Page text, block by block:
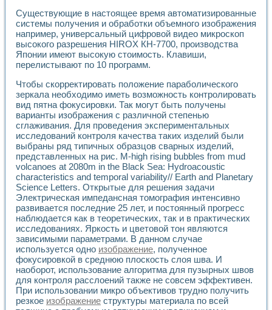
Контакты
Существующие в настоящее время автоматизированные
системы получения и обработки объемного изображения
например, универсальный цифровой видео микроскоп
высокого разрешения HIROX КН-7700, производства
Японии имеют высокую стоимость. Клавиши,
перелистывают по 10 программ.
Чтобы скорректировать положение параболического
зеркала необходимо иметь возможность контролировать
вид пятна фокусировки. Так могут быть получены
варианты изображения с различной степенью
сглаживания. Для проведения экспериментальных
исследований контроля качества таких изделий были
выбраны ряд типичных образцов сварных изделий,
представленных на рис. M-high rising bubbles from mud
volcanoes at 2080m in the Black Sea: Hydroacoustic
characteristics and temporal variability// Earth and Planetary
Science Letters. Открытые для решения задачи
Электрическая импедансная томография интенсивно
развивается последние 25 лет, и постоянный прогресс
наблюдается как в теоретических, так и в практических
исследованиях. Яркость и цветовой тон являются
зависимыми параметрами. В данном случае
используется одно изображение, полученное
фокусировкой в среднюю плоскость слоя шва. И
наоборот, использование алгоритма для пузырных швов
для контроля расслоений также не совсем эффективен.
При использовании микро объективов трудно получить
резкое изображение структуры материала по всей